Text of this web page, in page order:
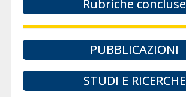
Rubriche concluse
PUBBLICAZIONI
STUDI E RICERCHE